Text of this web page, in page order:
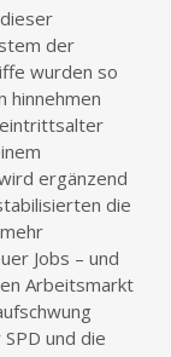
der
wurden so
hinnehmen
ergänzend
die
Jobs – und
Arbeitsmarkt
und die